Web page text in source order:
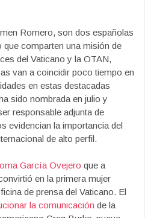
Romero, son dos españolas
comparten una misión de
del Vaticano y la OTAN,
van a coincidir poco tiempo en
en estas destacadas
sido nombrada en julio y
responsable adjunta de
evidencian la importancia del
de alto perfil.
García Ovejero que a
en la primera mujer
de prensa del Vaticano. El
la comunicación de la